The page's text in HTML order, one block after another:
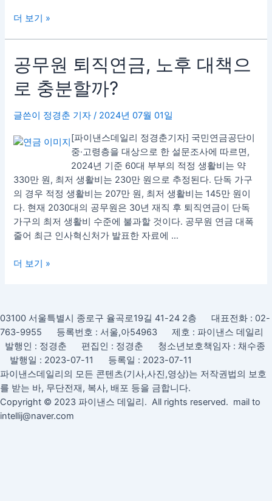
법
인
캔
들
이
중
요
이
트
분
석]
더 보기 »
공무원 퇴직연금, 노후 대책으
로 충분할까?
글쓴이 정경춘 기자/ 2024년 07월 01일
[파이낸스데일리 정경춘기자] 국민연금공단이
중·고령층을 대상으로 한 설문조사에 따르면,
2024년 기준 60대 부부의 적정 생활비는 약
330만 원, 최저 생활비는 230만 원으로 추정된다. 단독 가구
의 경우 적정 생활비는 207만 원, 최저 생활비는 145만 원이
다. 현재 2030대의 공무원은 30년 재직 후 퇴직연금이 단독
가구의 최저 생활비 수준에 불과할 것이다. 공무원 연금 대폭
줄어 최근 인사혁신처가 발표한 자료에 …
공
무
원
직
금,
대
책
으
로
충
할
더 보기 »
03100 서울특별시 종로구 율곡로19길 41-24 2층 대표전화 : 02-
763-9955 등록번호 : 서울,아54963 제호 : 파이낸스 데일리
발행인 : 정경춘 편집인 : 정경춘 청소년보호책임자 : 채수종
발행일 : 2023-07-11 등록일 : 2023-07-11
파이낸스데일리의 모든 콘텐츠(기사,사진,영상)는 저작권법의 보호
를 받는 바, 무단전재, 복사, 배포 등을 금합니다.
Copyright © 2023 파이낸스 데일리. All rights reserved. mail to
intellij@naver.com